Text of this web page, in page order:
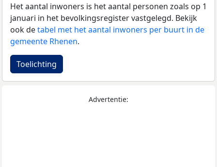
Het aantal inwoners is het aantal personen zoals op 1
januari in het bevolkingsregister vastgelegd. Bekijk
ook detabel met het aantal inwoners per buurt in de
gemeente Rhenen.
Toelichting
Advertentie: